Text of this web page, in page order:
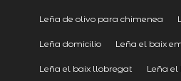
Leña de olivo para chimenea
Leña domicilio Leña el baix
Leña el baix llobregat Leña el